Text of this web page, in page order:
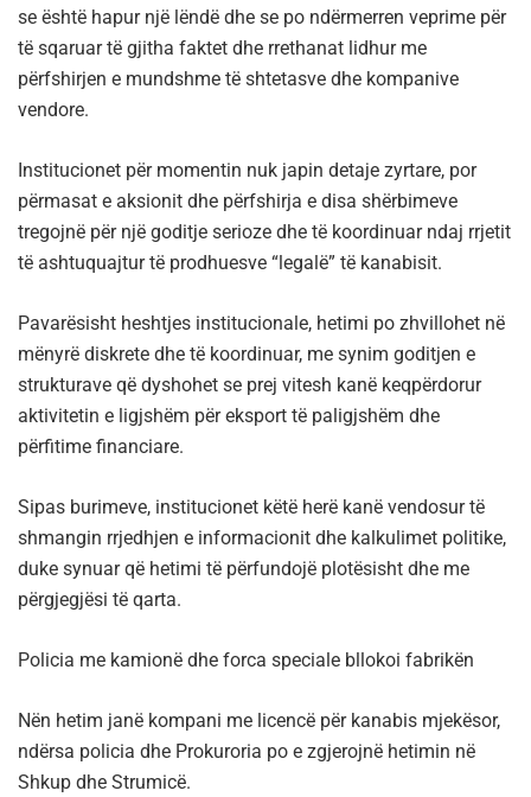
se është hapur një lëndë dhe se po ndërmerren veprime për
të sqaruar të gjitha faktet dhe rrethanat lidhur me
përfshirjen e mundshme të shtetasve dhe kompanive
vendore.
Institucionet për momentin nuk japin detaje zyrtare, por
përmasat e aksionit dhe përfshirja e disa shërbimeve
tregojnë për një goditje serioze dhe të koordinuar ndaj rrjetit
të ashtuquajtur të prodhuesve “legalë” të kanabisit.
Pavarësisht heshtjes institucionale, hetimi po zhvillohet në
mënyrë diskrete dhe të koordinuar, me synim goditjen e
strukturave që dyshohet se prej vitesh kanë keqpërdorur
aktivitetin e ligjshëm për eksport të paligjshëm dhe
përfitime financiare.
Sipas burimeve, institucionet këtë herë kanë vendosur të
shmangin rrjedhjen e informacionit dhe kalkulimet politike,
duke synuar që hetimi të përfundojë plotësisht dhe me
përgjegjësi të qarta.
Policia me kamionë dhe forca speciale bllokoi fabrikën
Nën hetim janë kompani me licencë për kanabis mjekësor,
ndërsa policia dhe Prokuroria po e zgjerojnë hetimin në
Shkup dhe Strumicë.